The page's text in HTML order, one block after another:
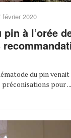
février 2020
pin à l’orée
du pin
préconisations pour ...